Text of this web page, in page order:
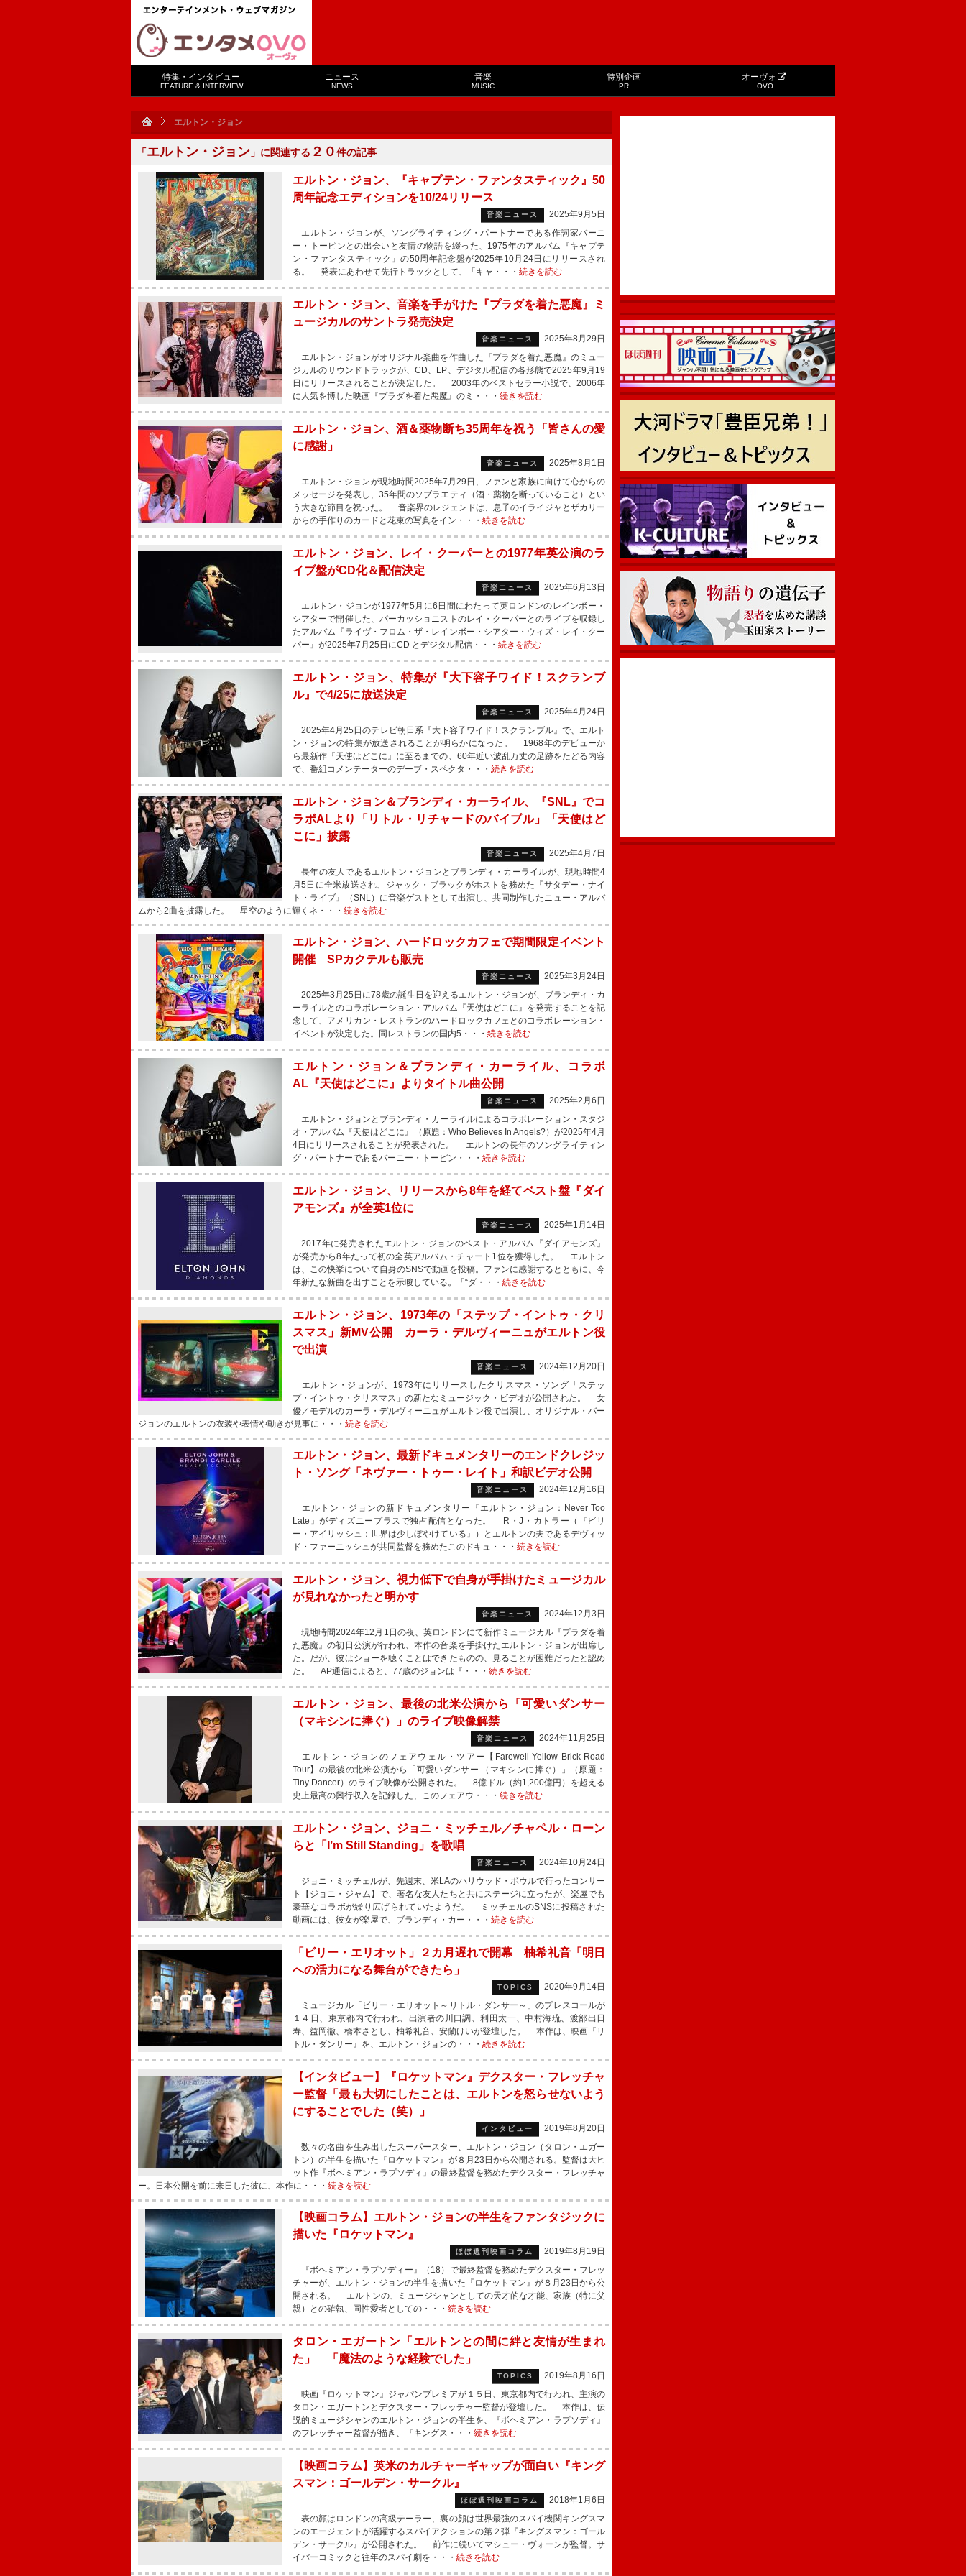
特集・インタビュー
FEATURE & INTERVIEW
ニュース
NEWS
音楽
MUSIC
特別企画
PR
オーヴォ
OVO
エルトン・ジョン
「エルトン・ジョン 」に関連する ２０件の記事
エルトン・ジョン、『キャプテン・ファンタスティック』50
周年記念エディションを10/24リリース
音楽ニュース
2025年9月5日
エルトン・ジョンが、ソングライティング・パートナーである作詞家バーニ
ー・トーピンとの出会いと友情の物語を綴った、1975年のアルバム『キャプテ
ン・ファンタスティック』の50周年記念盤が2025年10月24日にリリースされ
る。 発表にあわせて先行トラックとして、「キャ・・・ 続きを読む
エルトン・ジョン、音楽を手がけた『プラダを着た悪魔』ミ
ュージカルのサントラ発売決定
音楽ニュース
2025年8月29日
エルトン・ジョンがオリジナル楽曲を作曲した『プラダを着た悪魔』のミュー
ジカルのサウンドトラックが、CD、LP、デジタル配信の各形態で2025年9月19
日にリリースされることが決定した。 2003年のベストセラー小説で、2006年
に人気を博した映画『プラダを着た悪魔』のミ・・・ 続きを読む
エルトン・ジョン、酒＆薬物断ち35周年を祝う「皆さんの愛
に感謝」
音楽ニュース
2025年8月1日
エルトン・ジョンが現地時間2025年7月29日、ファンと家族に向けて心からの
メッセージを発表し、35年間のソブラエティ（酒・薬物を断っていること）とい
う大きな節目を祝った。 音楽界のレジェンドは、息子のイライジャとザカリー
からの手作りのカードと花束の写真をイン・・・ 続きを読む
エルトン・ジョン、レイ・クーパーとの1977年英公演のラ
イブ盤がCD化＆配信決定
音楽ニュース
2025年6月13日
エルトン・ジョンが1977年5月に6日間にわたって英ロンドンのレインボー・
シアターで開催した、パーカッショニストのレイ・クーパーとのライブを収録し
たアルバム『ライヴ・フロム・ザ・レインボー・シアター・ウィズ・レイ・クー
パー』が2025年7月25日にCD とデジタル配信・・・ 続きを読む
エルトン・ジョン、特集が『大下容子ワイド！スクランブ
ル』で4/25に放送決定
音楽ニュース
2025年4月24日
2025年4月25日のテレビ朝日系『大下容子ワイド！スクランブル』で、エルト
ン・ジョンの特集が放送されることが明らかになった。 1968年のデビューか
ら最新作『天使はどこに』に至るまでの、60年近い波乱万丈の足跡をたどる内容
で、番組コメンテーターのデーブ・スペクタ・・・ 続きを読む
エルトン・ジョン＆ブランディ・カーライル、『SNL』でコ
ラボALより「リトル・リチャードのバイブル」「天使はど
こに」披露
音楽ニュース
2025年4月7日
長年の友人であるエルトン・ジョンとブランディ・カーライルが、現地時間4
月5日に全米放送され、ジャック・ブラックがホストを務めた『サタデー・ナイ
ト・ライブ』（SNL）に音楽ゲストとして出演し、共同制作したニュー・アルバ
ムから2曲を披露した。 星空のように輝くネ・・・ 続きを読む
エルトン・ジョン、ハードロックカフェで期間限定イベント
開催 SPカクテルも販売
音楽ニュース
2025年3月24日
2025年3月25日に78歳の誕生日を迎えるエルトン・ジョンが、ブランディ・カ
ーライルとのコラボレーション・アルバム『天使はどこに』を発売することを記
念して、アメリカン・レストランのハードロックカフェとのコラボレーション・
イベントが決定した。同レストランの国内5・・・ 続きを読む
エルトン・ジョン＆ブランディ・カーライル、コラボ
AL『天使はどこに』よりタイトル曲公開
音楽ニュース
2025年2月6日
エルトン・ジョンとブランディ・カーライルによるコラボレーション・スタジ
オ・アルバム『天使はどこに』（原題：Who Believes In Angels?）が2025年4月
4日にリリースされることが発表された。 エルトンの長年のソングライティン
グ・パートナーであるバーニー・トーピン・・・ 続きを読む
エルトン・ジョン、リリースから8年を経てベスト盤『ダイ
アモンズ』が全英1位に
音楽ニュース
2025年1月14日
2017年に発売されたエルトン・ジョンのベスト・アルバム『ダイアモンズ』
が発売から8年たって初の全英アルバム・チャート1位を獲得した。 エルトン
は、この快挙について自身のSNSで動画を投稿。ファンに感謝するとともに、今
年新たな新曲を出すことを示唆している。「“ダ・・・ 続きを読む
エルトン・ジョン、1973年の「ステップ・イントゥ・クリ
スマス」新MV公開 カーラ・デルヴィーニュがエルトン役
で出演
音楽ニュース
2024年12月20日
エルトン・ジョンが、1973年にリリースしたクリスマス・ソング「ステッ
プ・イントゥ・クリスマス」の新たなミュージック・ビデオが公開された。 女
優／モデルのカーラ・デルヴィーニュがエルトン役で出演し、オリジナル・バー
ジョンのエルトンの衣装や表情や動きが見事に・・・ 続きを読む
エルトン・ジョン、最新ドキュメンタリーのエンドクレジッ
ト・ソング「ネヴァー・トゥー・レイト」和訳ビデオ公開
音楽ニュース
2024年12月16日
エルトン・ジョンの新ドキュメンタリー『エルトン・ジョン：Never Too
Late』がディズニープラスで独占配信となった。 R・J・カトラー（『ビリ
ー・アイリッシュ：世界は少しぼやけている』）とエルトンの夫であるデヴィッ
ド・ファーニッシュが共同監督を務めたこのドキュ・・・ 続きを読む
エルトン・ジョン、視力低下で自身が手掛けたミュージカル
が見れなかったと明かす
音楽ニュース
2024年12月3日
現地時間2024年12月1日の夜、英ロンドンにて新作ミュージカル『プラダを着
た悪魔』の初日公演が行われ、本作の音楽を手掛けたエルトン・ジョンが出席し
た。だが、彼はショーを聴くことはできたものの、見ることが困難だったと認め
た。 AP通信によると、77歳のジョンは『・・・ 続きを読む
エルトン・ジョン、最後の北米公演から「可愛いダンサー
（マキシンに捧ぐ）」のライブ映像解禁
音楽ニュース
2024年11月25日
エルトン・ジョンのフェアウェル・ツアー【Farewell Yellow Brick Road
Tour】の最後の北米公演から「可愛いダンサー （マキシンに捧ぐ）」（原題：
Tiny Dancer）のライブ映像が公開された。 8億ドル（約1,200億円）を超える
史上最高の興行収入を記録した、このフェアウ・・・ 続きを読む
エルトン・ジョン、ジョニ・ミッチェル／チャペル・ローン
らと「I’m Still Standing」を歌唱
音楽ニュース
2024年10月24日
ジョニ・ミッチェルが、先週末、米LAのハリウッド・ボウルで行ったコンサー
ト【ジョニ・ジャム】で、著名な友人たちと共にステージに立ったが、楽屋でも
豪華なコラボが繰り広げられていたようだ。 ミッチェルのSNSに投稿された
動画には、彼女が楽屋で、ブランディ・カー・・・ 続きを読む
「ビリー・エリオット」２カ月遅れで開幕 柚希礼音「明日
への活力になる舞台ができたら」
TOPICS
2020年9月14日
ミュージカル「ビリー・エリオット～リトル・ダンサー～」のプレスコールが
１４日、東京都内で行われ、出演者の川口調、利田太一、中村海琉、渡部出日
寿、益岡徹、橋本さとし、柚希礼音、安蘭けいが登壇した。 本作は、映画『リ
トル・ダンサー』を、エルトン・ジョンの・・・ 続きを読む
【インタビュー】『ロケットマン』デクスター・フレッチャ
ー監督「最も大切にしたことは、エルトンを怒らせないよう
にすることでした（笑）」
インタビュー
2019年8月20日
数々の名曲を生み出したスーパースター、エルトン・ジョン（タロン・エガー
トン）の半生を描いた『ロケットマン』が８月23日から公開される。監督は大ヒ
ット作『ボヘミアン・ラプソディ』の最終監督を務めたデクスター・フレッチャ
ー。日本公開を前に来日した彼に、本作に・・・ 続きを読む
【映画コラム】エルトン・ジョンの半生をファンタジックに
描いた『ロケットマン』
ほぼ週刊映画コラム
2019年8月19日
『ボヘミアン・ラプソディー』（18）で最終監督を務めたデクスター・フレッ
チャーが、エルトン・ジョンの半生を描いた『ロケットマン』が８月23日から公
開される。 エルトンの、ミュージシャンとしての天才的な才能、家族（特に父
親）との確執、同性愛者としての・・・ 続きを読む
タロン・エガートン「エルトンとの間に絆と友情が生まれ
た」 「魔法のような経験でした」
TOPICS
2019年8月16日
映画『ロケットマン』ジャパンプレミアが１５日、東京都内で行われ、主演の
タロン・エガートンとデクスター・フレッチャー監督が登壇した。 本作は、伝
説的ミュージシャンのエルトン・ジョンの半生を、『ボヘミアン・ラプソディ』
のフレッチャー監督が描き、『キングス・・・ 続きを読む
【映画コラム】英米のカルチャーギャップが面白い『キング
スマン：ゴールデン・サークル』
ほぼ週刊映画コラム
2018年1月6日
表の顔はロンドンの高級テーラー、裏の顔は世界最強のスパイ機関キングスマ
ンのエージェントが活躍するスパイアクションの第２弾『キングスマン：ゴール
デン・サークル』が公開された。 前作に続いてマシュー・ヴォーンが監督。サ
イバーコミックと往年のスパイ劇を・・・ 続きを読む